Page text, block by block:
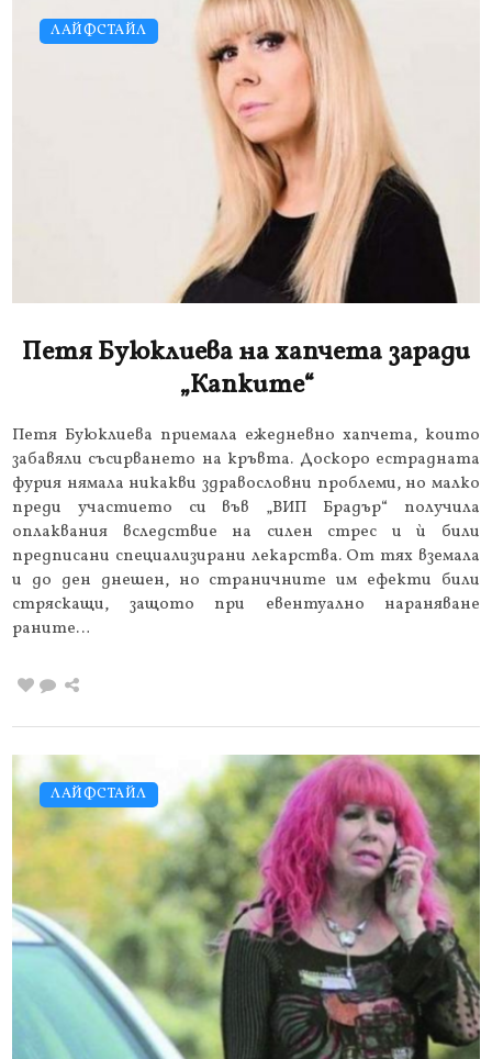
ЛАЙФСТАЙЛ
Петя Буюклиева на хапчета заради
„Капките“
Петя Буюклиева приемала ежедневно хапчета, които
забавяли съсирването на кръвта. Доскоро естрадната
фурия нямала никакви здравословни проблеми, но малко
преди участието си във „ВИП Брадър“ получила
оплаквания вследствие на силен стрес и ѝ били
предписани специализирани лекарства. От тях вземала
и до ден днешен, но страничните им ефекти били
стряскащи, защото при евентуално нараняване
раните…
ЛАЙФСТАЙЛ